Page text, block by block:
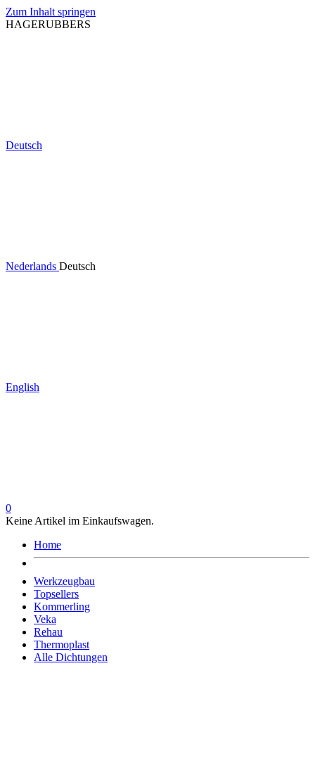
Zum Inhalt springen
HAGERUBBERS
Deutsch
Nederlands Deutsch
English
0
Keine Artikel im Einkaufswagen.
Home
Werkzeugbau
Topsellers
Kommerling
Veka
Rehau
Thermoplast
Alle Dichtungen